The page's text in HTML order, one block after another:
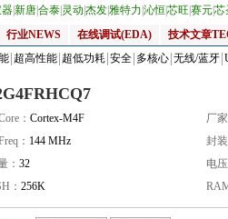
新唐合泰 灵动 杰发雅特力 沁恒芯旺 赛元芯
行业NEWS 在线调试(EDA) 技术文章
超高性能 超低功耗 安全 多核心 无线/蓝牙
： Cortex-M4F 厂
： 144 MHz 封装
： 32 电
： 256K